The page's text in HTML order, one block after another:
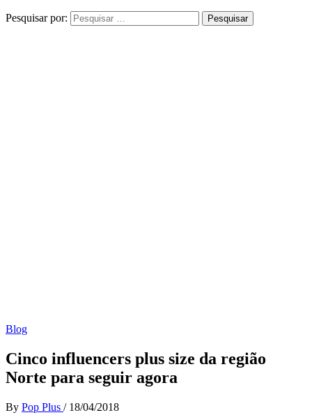
Pesquisar por:
Blog
Cinco influencers plus size da região
Norte para seguir agora
By Pop Plus / 18/04/2018